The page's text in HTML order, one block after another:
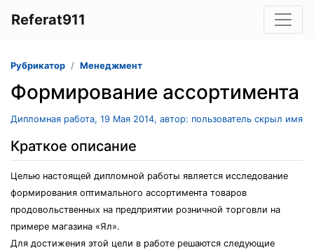
Referat911
Рубрикатор Менеджмент
Формирование ассортимента
Дипломная работа, 19 Мая 2014, автор: пользователь скрыл имя
Краткое описание
Целью настоящей дипломной работы является исследование
формирования оптимального ассортимента товаров
продовольственных на предприятии розничной торговли на
примере магазина «Ял».
Для достижения этой цели в работе решаются следующие